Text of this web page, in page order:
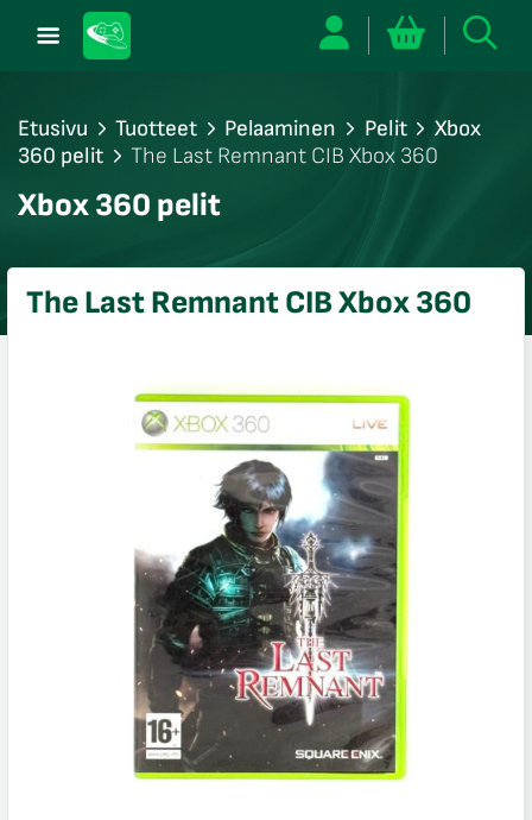
Etusivu Tuotteet Pelaaminen Pelit
Xbox
360 pelit
The Last Remnant CIB Xbox 360
Xbox 360 pelit
The Last Remnant CIB Xbox 360
sulje
sulje